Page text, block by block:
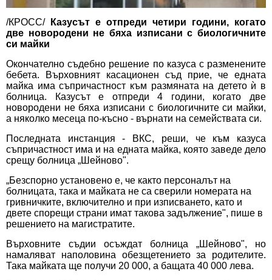
/КРОСС/
Казусът е отпреди четири години, когато
две новородени не бяха изписани с биологичните
си майки
Окончателно съдебно решение по казуса с разменените
бебета. Върховният касационен съд прие, че едната
майка има съпричастност към размяната на детето ѝ в
болница. Казусът е отпреди 4 години, когато две
новородени не бяха изписани с биологичните си майки,
а няколко месеца по-късно - върнати на семействата си.
Последната инстанция - ВКС, реши, че към казуса
съпричастност има и на едната майка, която заведе дело
срещу болница „Шейново".
„Безспорно установено е, че както персоналът на
болницата, така и майката не са сверили номерата на
гривничките, включително и при изписването, като и
двете спорещи страни имат такова задължение", пише в
решението на магистратите.
Върховните съдии осъждат болница „Шейново", но
намаляват наполовина обезщетението за родителите.
Така майката ще получи 20 000, а бащата 40 000 лева.